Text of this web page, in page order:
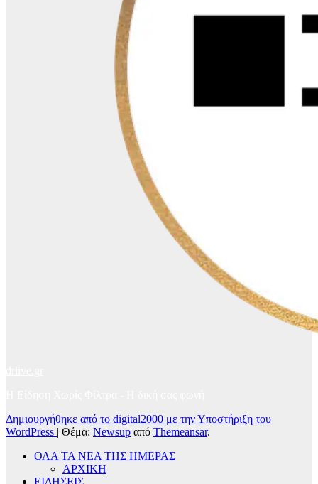
Δημιουργήθηκε από το digital2000 με την Υποστήριξη του
WordPress | Θέμα: Newsup από Themeansar.
ΟΛΑ ΤΑ ΝΕΑ ΤΗΣ ΗΜΕΡΑΣ
ΑΡΧΙΚΗ